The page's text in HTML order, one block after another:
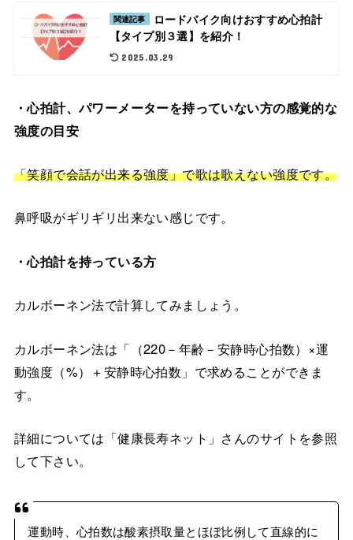
関連記事
ロードバイク向けおすすめ心拍計
【タイプ別３選】を紹介！
2025.03.29
・心拍計、パワーメーターを持っていない方の感覚的な
強度の目安
「笑顔で会話が出来る強度」で歌は歌えない強度です。
鼻呼吸がギリギリ出来ない感じです。
・心拍計を持っている方
カルボーネン法で計算してみましょう。
カルボーネン法は「（220－年齢－安静時心拍数）×運
動強度（%）＋安静時心拍数」で求めることができま
す。
詳細については「健康長寿ネット」さんのサイトを参照
して下さい。
運動時、心拍数は酸素摂取量とほぼ比例して直線的に